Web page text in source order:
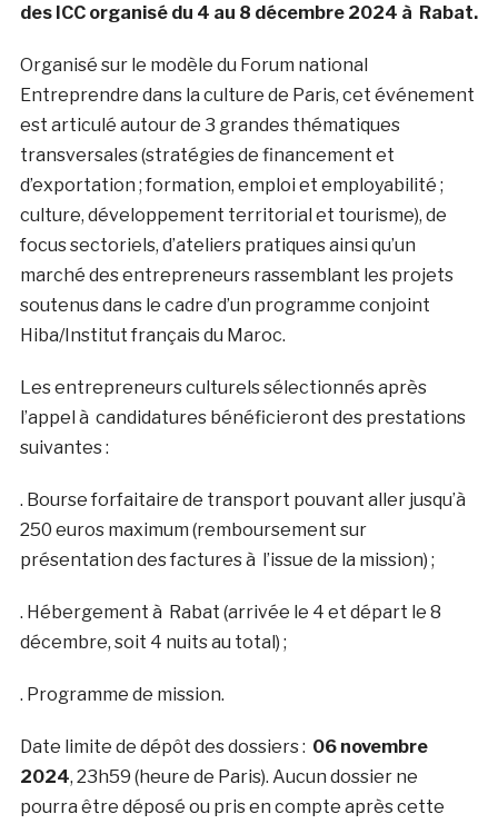
des ICC organisé du 4 au 8 décembre 2024 à Rabat.
Organisé sur le modèle du Forum national
Entreprendre dans la culture de Paris, cet événement
est articulé autour de 3 grandes thématiques
transversales (stratégies de financement et
d’exportation ; formation, emploi et employabilité ;
culture, développement territorial et tourisme), de
focus sectoriels, d’ateliers pratiques ainsi qu’un
marché des entrepreneurs rassemblant les projets
soutenus dans le cadre d’un programme conjoint
Hiba/Institut français du Maroc.
Les entrepreneurs culturels sélectionnés après
l’appel à candidatures bénéficieront des prestations
suivantes :
. Bourse forfaitaire de transport pouvant aller jusqu’à
250 euros maximum (remboursement sur
présentation des factures à l’issue de la mission) ;
. Hébergement à Rabat (arrivée le 4 et départ le 8
décembre, soit 4 nuits au total) ;
. Programme de mission.
Date limite de dépôt des dossiers : 06 novembre
2024, 23h59 (heure de Paris). Aucun dossier ne
pourra être déposé ou pris en compte après cette